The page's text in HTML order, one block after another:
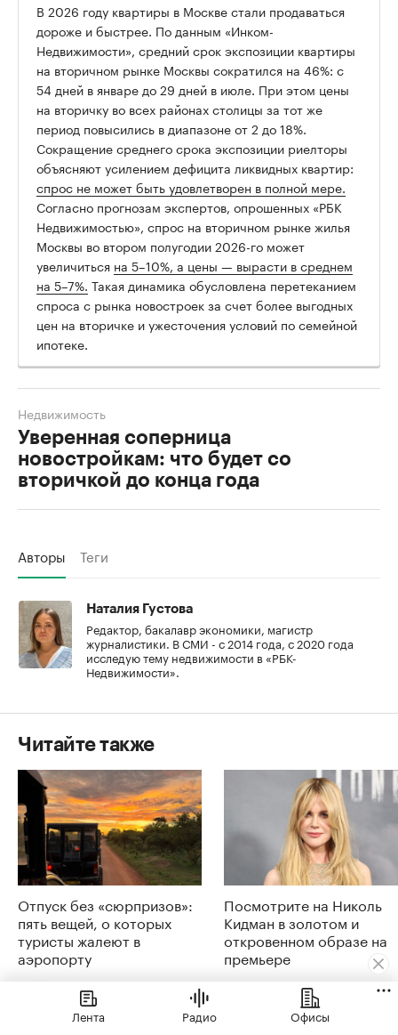
В 2026 году квартиры в Москве стали продаваться
дороже и быстрее. По данным «Инком-
Недвижимости», средний срок экспозиции квартиры
на вторичном рынке Москвы сократился на 46%: с
54 дней в январе до 29 дней в июле. При этом цены
на вторичку во всех районах столицы за тот же
период повысились в диапазоне от 2 до 18%.
Сокращение среднего срока экспозиции риелторы
объясняют усилением дефицита ликвидных квартир:
спрос не может быть удовлетворен в полной мере.
Согласно прогнозам экспертов, опрошенных «РБК
Недвижимостью», спрос на вторичном рынке жилья
Москвы во втором полугодии 2026-го может
увеличиться на 5–10%, а цены — вырасти в среднем
на 5–7%. Такая динамика обусловлена перетеканием
спроса с рынка новостроек за счет более выгодных
цен на вторичке и ужесточения условий по семейной
ипотеке.
Уверенная соперница
новостройкам: что будет со
вторичкой до конца года
Недвижимость
Авторы Теги
Наталия Густова
Редактор, бакалавр экономики, магистр
журналистики. В СМИ - с 2014 года, с 2020 года
исследую тему недвижимости в «РБК-
Недвижимости».
Читайте также
Отпуск без «сюрпризов»:
пять вещей, о которых
туристы жалеют в
аэропорту
Посмотрите на Николь
Кидман в золотом и
откровенном образе на
премьере
Лента Радио Офисы